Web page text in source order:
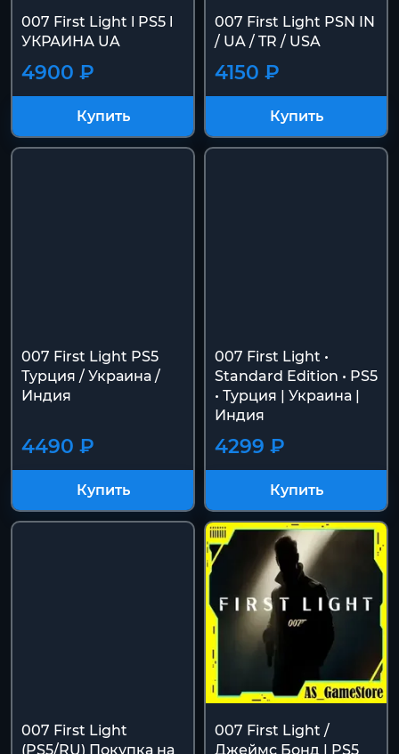
007 First Light l PS5 l
УКРАИНА UA
4900 ₽
Купить
007 First Light PSN IN
/ UA / TR / USA
4150 ₽
Купить
007 First Light PS5
Турция / Украина /
Индия
4490 ₽
Купить
007 First Light •
Standard Edition • PS5
• Турция | Украина |
Индия
4299 ₽
Купить
007 First Light
(PS5/RU) Покупка на
007 First Light /
Джеймс Бонд | PS5